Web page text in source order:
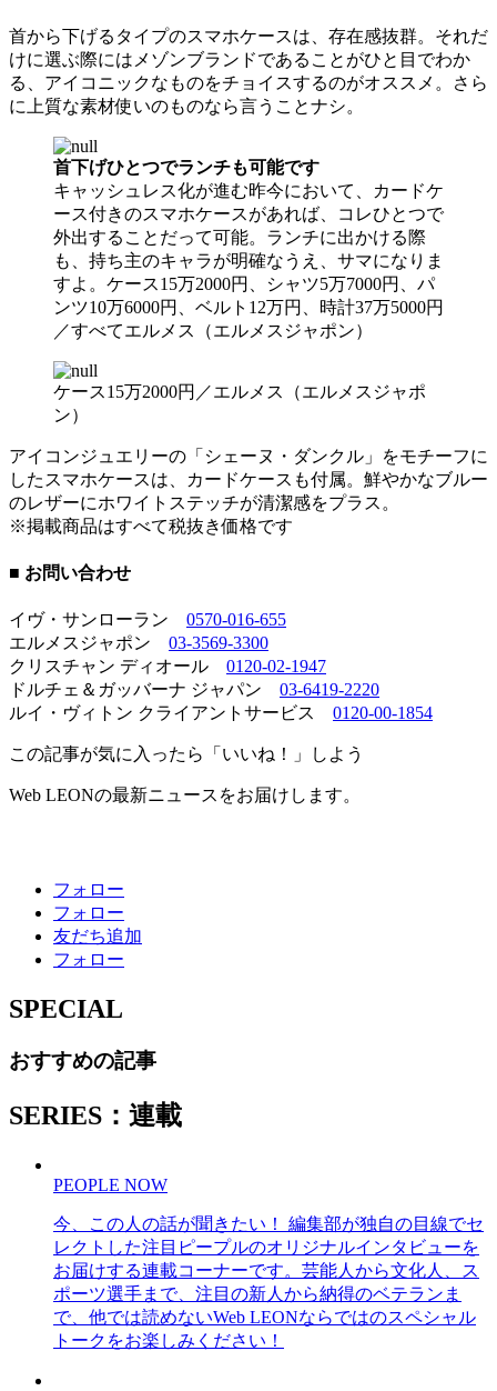
首から下げるタイプのスマホケースは、存在感抜群。それだ
けに選ぶ際にはメゾンブランドであることがひと目でわか
る、アイコニックなものをチョイスするのがオススメ。さら
に上質な素材使いのものなら言うことナシ。
首下げひとつでランチも可能です
キャッシュレス化が進む昨今において、カードケ
ース付きのスマホケースがあれば、コレひとつで
外出することだって可能。ランチに出かける際
も、持ち主のキャラが明確なうえ、サマになりま
すよ。ケース15万2000円、シャツ5万7000円、パ
ンツ10万6000円、ベルト12万円、時計37万5000円
／すべてエルメス（エルメスジャポン）
ケース15万2000円／エルメス（エルメスジャポ
ン）
アイコンジュエリーの「シェーヌ・ダンクル」をモチーフに
したスマホケースは、カードケースも付属。鮮やかなブルー
のレザーにホワイトステッチが清潔感をプラス。
※掲載商品はすべて税抜き価格です
■ お問い合わせ
イヴ・サンローラン 0570-016-655
エルメスジャポン 03-3569-3300
クリスチャン ディオール 0120-02-1947
ドルチェ＆ガッバーナ ジャパン 03-6419-2220
ルイ・ヴィトン クライアントサービス 0120-00-1854
この記事が気に入ったら「いいね！」しよう
Web LEONの最新ニュースをお届けします。
フォロー
フォロー
友だち追加
フォロー
SPECIAL
おすすめの記事
SERIES：連載
PEOPLE NOW
今、この人の話が聞きたい！ 編集部が独自の目線でセ
レクトした注目ピープルのオリジナルインタビューを
お届けする連載コーナーです。芸能人から文化人、ス
ポーツ選手まで、注目の新人から納得のベテランま
で、他では読めないWeb LEONならではのスペシャル
トークをお楽しみください！